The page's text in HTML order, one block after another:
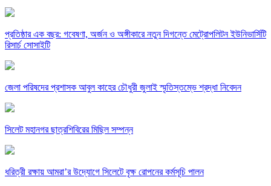
প্রতিষ্ঠার এক বছর: গবেষণা, অর্জন ও অঙ্গীকারে নতুন দিগন্তে মেট্রোপলিটন ইউনিভার্সিটি
রিসার্চ সোসাইটি
জেলা পরিষদের প্রশাসক আবুল কাহের চৌধুরী জুলাই স্মৃতিস্তম্ভে শ্রদ্ধা নিবেদন
সিলেট মহানগর ছাত্রশিবিরের মিছিল সম্পন্ন
ধরিত্রী রক্ষায় আমরা’র উদ্যোগে সিলেটে বৃক্ষ রোপনের কর্মসূচি পালন